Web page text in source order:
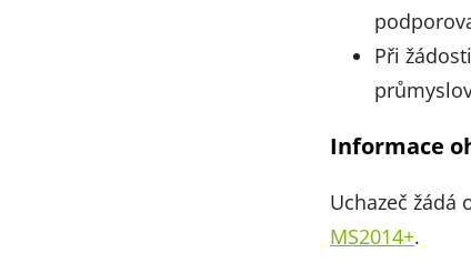
Při
Informace
Uchazeč
MS2014+.